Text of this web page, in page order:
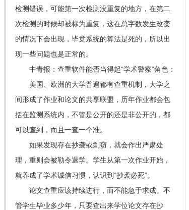
检测错误，可能第一次检测没重复的地方，在第二
次检测的时候却被标为重复，这在总字数发生改变
的情况下会出现，毕竟系统的算法是死的，所以出
现一些问题也是正常的。
中青报：查重软件能否当得起“学术警察”角色：
美国、欧洲的大学普遍都有查重机制，大学之
间形成了作业和论文的共享联盟，历年作业都会包
括在监测系统内，不管是公开的还是非公开的，都
可以查到，而且一查一个准。
如果发现存在抄袭或剽窃，就会作出严肃处
理，重则会被勒令退学。学生从第一次作业开始，
就养成了学术诚信习惯，认识到“抄袭必死”。
论文查重应该持续进行，而不能急于求成。不
管学生毕业多少年，只要查出来学位论文存在抄